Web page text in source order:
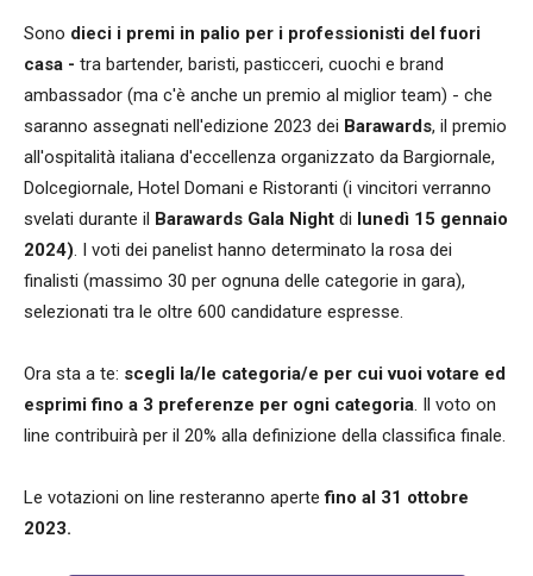
Sono dieci i premi in palio per i professionisti del fuori
casa - tra bartender, baristi, pasticceri, cuochi e brand
ambassador (ma c'è anche un premio al miglior team) - che
saranno assegnati nell'edizione 2023 dei Barawards, il premio
all'ospitalità italiana d'eccellenza organizzato da Bargiornale,
Dolcegiornale, Hotel Domani e Ristoranti (i vincitori verranno
svelati durante il Barawards Gala Night di lunedì 15 gennaio
2024). I voti dei panelist hanno determinato la rosa dei
finalisti (massimo 30 per ognuna delle categorie in gara),
selezionati tra le oltre 600 candidature espresse.
Ora sta a te: scegli la/le categoria/e per cui vuoi votare ed
esprimi fino a 3 preferenze per ogni categoria. Il voto on
line contribuirà per il 20% alla definizione della classifica finale.
Le votazioni on line resteranno aperte fino al 31 ottobre
2023.